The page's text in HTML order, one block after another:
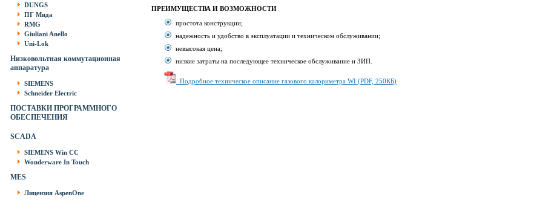
DUNGS
ПГ Мида
RMG
Giuliani Anello
Uni-Lok
Низковольтная коммутационная
аппаратура
SIEMENS
Schneider Electric
ПОСТАВКИ ПРОГРАММНОГО
ОБЕСПЕЧЕНИЯ
SCADA
SIEMENS Win CC
Wonderware In Touch
MES
Лицензия AspenOne
ПРЕИМУЩЕСТВА И ВОЗМОЖНОСТИ
простота конструкции;
надежность и удобство в эксплуатации и техническом обслуживании;
невысокая цена;
низкие затраты на последующее техническое обслуживание и ЗИП.
Подробное техническое описание газового калориметра WI (PDF, 250КБ)